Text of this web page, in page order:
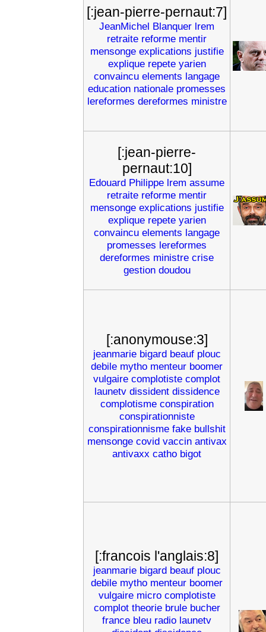
[:jean-pierre-pernaut:7]
JeanMichel Blanquer lrem
retraite reforme mentir
mensonge explications justifie
explique repete yarien
convaincu elements langage
education nationale promesses
lereformes dereformes ministre
[:jean-pierre-
pernaut:10]
Edouard Philippe lrem assume
retraite reforme mentir
mensonge explications justifie
explique repete yarien
convaincu elements langage
promesses lereformes
dereformes ministre crise
gestion doudou
[:anonymouse:3]
jeanmarie bigard beauf plouc
debile mytho menteur boomer
vulgaire complotiste complot
launetv dissident dissidence
complotisme conspiration
conspirationniste
conspirationnisme fake bullshit
mensonge covid vaccin antivax
antivaxx catho bigot
[:francois l'anglais:8]
jeanmarie bigard beauf plouc
debile mytho menteur boomer
vulgaire micro complotiste
complot theorie brule bucher
france bleu radio launetv